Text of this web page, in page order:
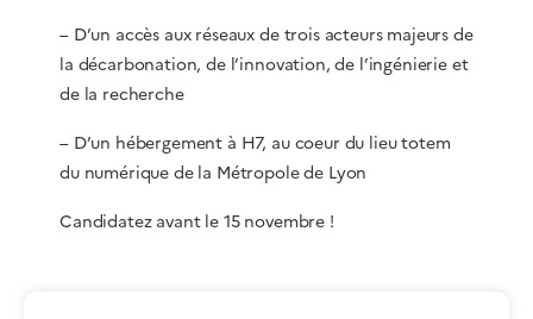
– D’un accès aux réseaux de trois acteurs majeurs de
la décarbonation, de l’innovation, de l’ingénierie et
de la recherche
– D’un hébergement à H7, au coeur du lieu totem
du numérique de la Métropole de Lyon
Candidatez avant le 15 novembre !